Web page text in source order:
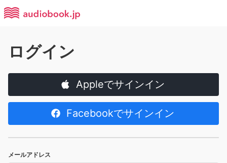
ログイン
Appleでサインイン
Facebookでサインイン
メールアドレス